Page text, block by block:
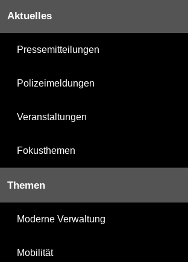
Aktuelles
Pressemitteilungen
Polizeimeldungen
Veranstaltungen
Fokusthemen
Themen
Moderne Verwaltung
Mobilität